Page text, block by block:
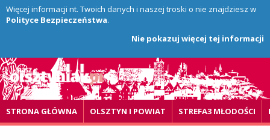
Więcej informacji nt. Twoich danych i naszej troski o nie znajdziesz w
Polityce Bezpieczeństwa.
Nie pokazuj więcej tej informacji
STRONA GŁÓWNA OLSZTYN I POWIAT STREFA3 MŁODOŚCI